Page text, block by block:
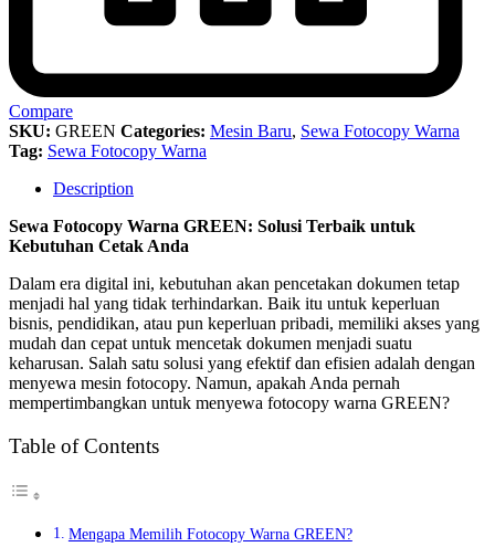
Compare
SKU: GREEN Categories: Mesin Baru, Sewa Fotocopy Warna
Tag: Sewa Fotocopy Warna
Description
Sewa Fotocopy Warna GREEN: Solusi Terbaik untuk
Kebutuhan Cetak Anda
Dalam era digital ini, kebutuhan akan pencetakan dokumen tetap
menjadi hal yang tidak terhindarkan. Baik itu untuk keperluan
bisnis, pendidikan, atau pun keperluan pribadi, memiliki akses yang
mudah dan cepat untuk mencetak dokumen menjadi suatu
keharusan. Salah satu solusi yang efektif dan efisien adalah dengan
menyewa mesin fotocopy. Namun, apakah Anda pernah
mempertimbangkan untuk menyewa fotocopy warna GREEN?
Table of Contents
Mengapa Memilih Fotocopy Warna GREEN?